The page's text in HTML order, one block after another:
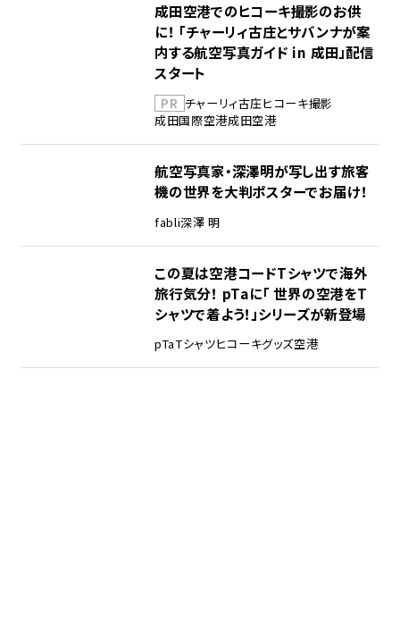
成田空港でのヒコーキ撮影のお供
に！ 「チャーリィ古庄とサバンナが案
内する航空写真ガイド in 成田」配信
スタート
PR チャーリィ古庄ヒコーキ撮影
成田国際空港成田空港
航空写真家・深澤明が写し出す旅客
機の世界を大判ポスターでお届け！
fabli深澤 明
この夏は空港コードTシャツで海外
旅行気分！ pTaに「 世界の空港をT
シャツで着よう！」シリーズが新登場
pTaTシャツヒコーキグッズ空港